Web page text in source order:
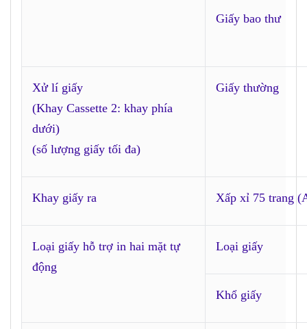
Giấy bao thư
Xử lí giấy
(Khay Cassette 2: khay phía
dưới)
(số lượng giấy tối đa)
Giấy thường
Khay giấy ra Xấp xỉ 75 trang
Loại giấy hỗ trợ in hai mặt tự
động
Loại giấy
Khổ giấy